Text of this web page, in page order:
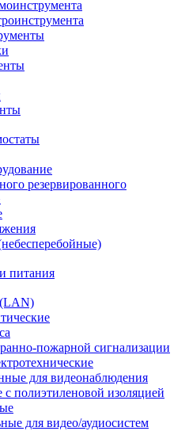
резервированного
питания
(LAN)
пожарной сигнализации
для видеонаблюдения
полиэтиленовой изоляцией
для видео/аудиосистем